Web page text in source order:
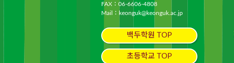
FAX：06-6606-4808
Mail： keonguk@keonguk.ac.jp
백두학원 TOP
초등학교 TOP